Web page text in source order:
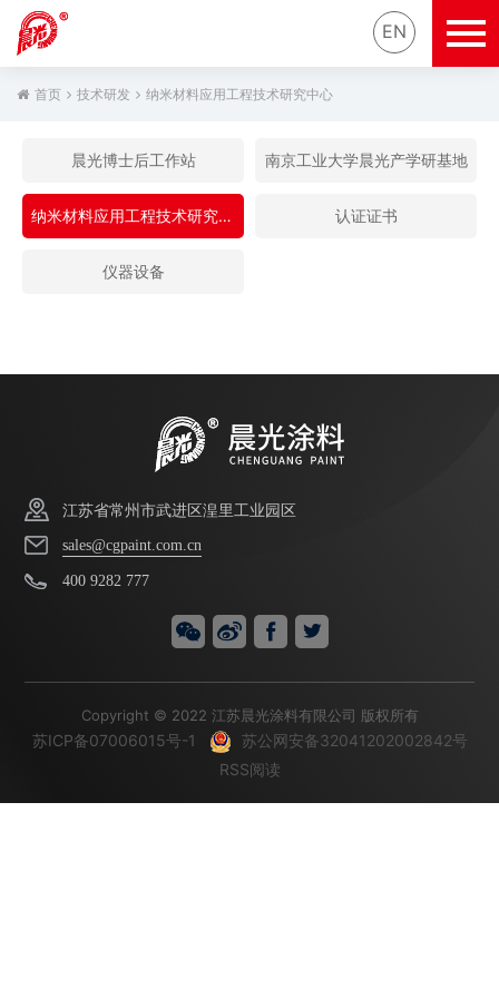
EN
首页 技术研发 纳米材料应用工程技术研究中心
晨光博士后工作站 南京工业大学晨光产学研基地
纳米材料应用工程技术研究中心 认证证书
仪器设备
江苏省常州市武进区湟里工业园区
sales@cgpaint.com.cn
400 9282 777
Copyright © 2022 江苏晨光涂料有限公司 版权所有
苏ICP备07006015号-1
苏公网安备32041202002842号
RSS阅读